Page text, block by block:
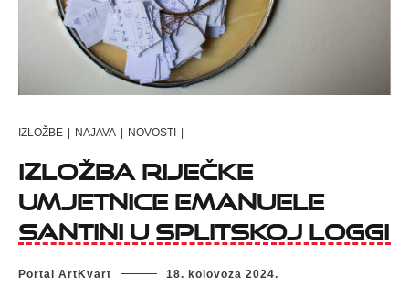
IZLOŽBE | NAJAVA | NOVOSTI |
Izložba riječke
umjetnice Emanuele
Santini u splitskoj Loggi
Portal ArtKvart 18. kolovoza 2024.